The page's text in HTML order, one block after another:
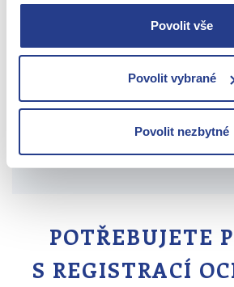
Povolit vše
Povolit vybrané
Povolit nezbytné
pod jedním jménem. Povinnou
je zákonem stanovený dodatek
formu (např. s.r.o. nebo a.s.).
TIP: Chcete vědět více
podrobně popisujeme
firmy.
POTŘEBUJETE
S REGISTRACÍ